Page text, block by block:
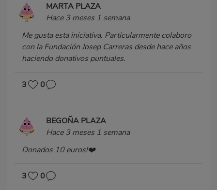
MARTA PLAZA
Hace 3 meses 1 semana
Me gusta esta iniciativa. Particularmente colaboro
con la Fundación Josep Carreras desde hace años
haciendo donativos puntuales.
3 0
BEGOÑA PLAZA
Hace 3 meses 1 semana
Donados 10 euros!❤️
3 0